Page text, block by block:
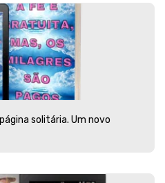
solitária. Um novo